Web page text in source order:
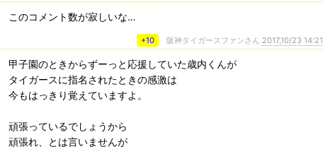
このコメント数が寂しいな…
+10 阪神タイガースファンさん 2017,10/23 14:21
甲子園のときからずーっと応援していた歳内くんが
タイガースに指名されたときの感激は
今もはっきり覚えていますよ。
頑張っているでしょうから
頑張れ、とは言いませんが